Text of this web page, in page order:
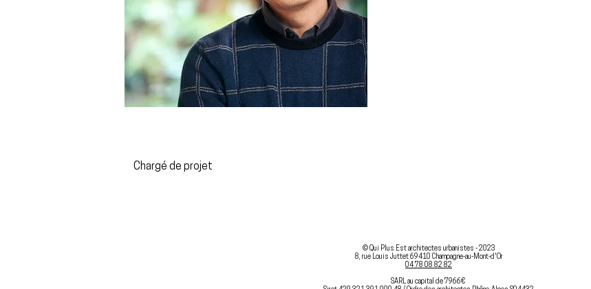
Chargé de projet
© Qui Plus Est architectes urbanistes - 2023
8, rue Louis Juttet 69410 Champagne-au-Mont-d'Or
04 78 08 82 82
SARL au capital de 7966€